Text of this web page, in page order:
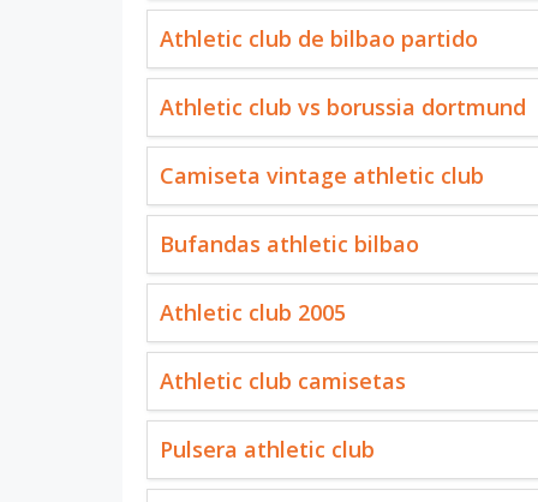
Athletic club de bilbao partido
Athletic club vs borussia dortmund
Camiseta vintage athletic club
Bufandas athletic bilbao
Athletic club 2005
Athletic club camisetas
Pulsera athletic club